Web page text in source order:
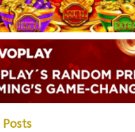
Posts